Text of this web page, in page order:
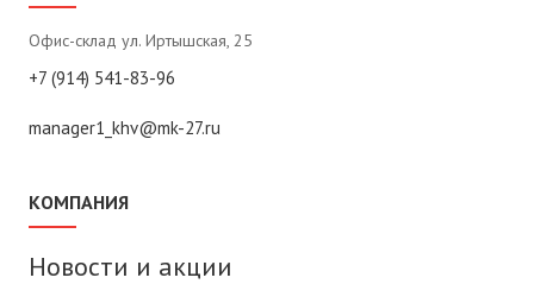
Офис-склад ул. Иртышская, 25
+7 (914) 541-83-96
manager1_khv@mk-27.ru
КОМПАНИЯ
Новости и акции